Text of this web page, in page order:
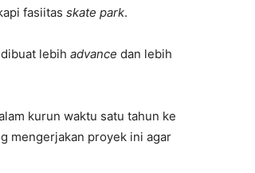
fasiitas skate park.
lebih advance dan lebih
kurun waktu satu tahun ke
mengerjakan proyek ini agar